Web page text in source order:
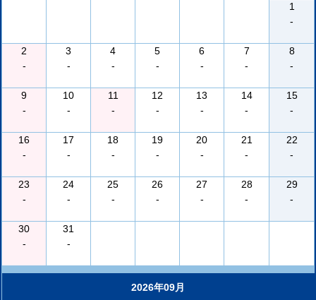
1
-
2
-
3
-
4
-
5
-
6
-
7
-
8
-
9
-
10
-
11
-
12
-
13
-
14
-
15
-
16
-
17
-
18
-
19
-
20
-
21
-
22
-
23
-
24
-
25
-
26
-
27
-
28
-
29
-
30
-
31
-
2026年09月